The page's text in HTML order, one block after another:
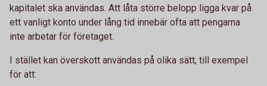
kapitalet ska användas. Att låta större belopp ligga kvar på
ett vanligt konto under lång tid innebär ofta att pengarna
inte arbetar för företaget.
I stället kan överskott användas på olika sätt, till exempel
för att: